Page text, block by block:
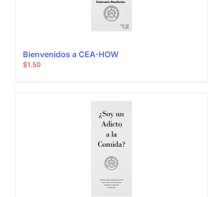
Bienvenidos a CEA-HOW
$1.50